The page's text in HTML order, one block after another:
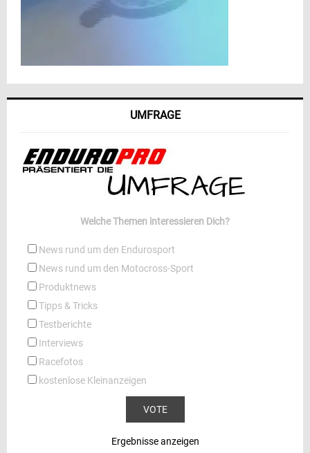
UMFRAGE
Welche Themen interessieren Dich?
News rund um den Endurosport
News rund um den Motocross-Sport
Produktnews
Tipps & Tricks
Testberichte
Interviews
Racefotos
kostenlose Kleinanzeigen
Ergebnisse anzeigen